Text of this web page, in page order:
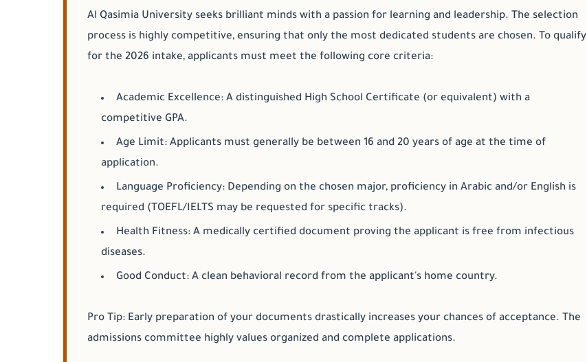
Al Qasimia University seeks brilliant minds with a passion for learning and leadership. The selection
process is highly competitive, ensuring that only the most dedicated students are chosen. To qualify
for the 2026 intake, applicants must meet the following core criteria:
Academic Excellence: A distinguished High School Certificate (or equivalent) with a
competitive GPA.
Age Limit: Applicants must generally be between 16 and 20 years of age at the time of
application.
Language Proficiency: Depending on the chosen major, proficiency in Arabic and/or English is
required (TOEFL/IELTS may be requested for specific tracks).
Health Fitness: A medically certified document proving the applicant is free from infectious
diseases.
Good Conduct: A clean behavioral record from the applicant's home country.
Pro Tip: Early preparation of your documents drastically increases your chances of acceptance. The
admissions committee highly values organized and complete applications.